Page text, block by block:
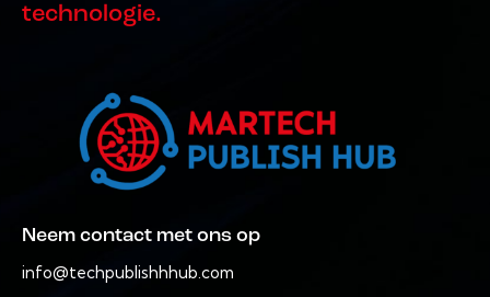
technologie.
Neem contact met ons op
info@techpublishhhub.com